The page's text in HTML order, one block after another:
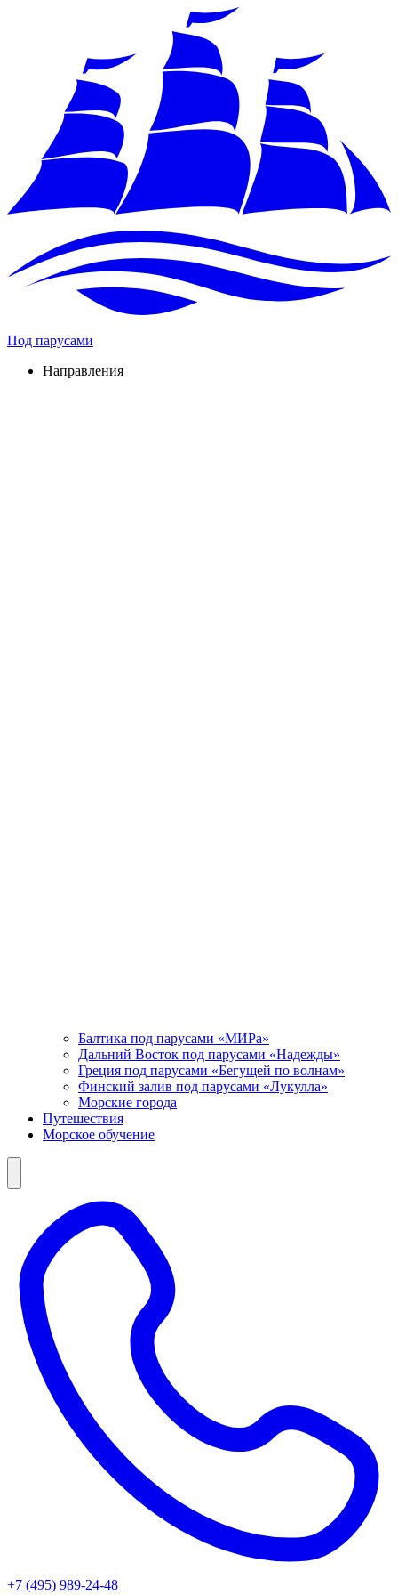
Под парусами
Направления
Балтика под парусами «МИРа»
Дальний Восток под парусами «Надежды»
Греция под парусами «Бегущей по волнам»
Финский залив под парусами «Лукулла»
Морские города
Путешествия
Морское обучение
+7 (495) 989-24-48